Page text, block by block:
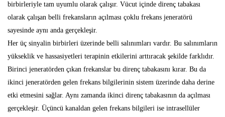
birbirleriyle tam uyumlu olarak çalışır. Vücut içinde direnç tabakası
olarak çalışan belli frekansların açılması çoklu frekans jeneratörü
sayesinde aynı anda gerçekleşir.
Her üç sinyalin birbirleri üzerinde belli salınımları vardır. Bu salınımların
yükseklik ve hassasiyetleri terapinin etkilerini arttıracak şekilde farklıdır.
Birinci jeneratörden çıkan frekanslar bu direnç tabakasını kırar. Bu da
ikinci jeneratörden gelen frekans bilgilerinin sistem üzerinde daha derine
etki etmesini sağlar. Aynı zamanda ikinci direnç tabakasının da açılması
gerçekleşir. Üçüncü kanaldan gelen frekans bilgileri ise intrasellüler